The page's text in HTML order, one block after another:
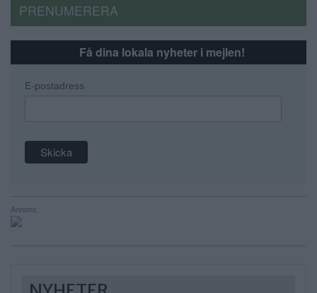
PRENUMERERA
Få dina lokala nyheter i mejlen!
E-postadress
Annons: